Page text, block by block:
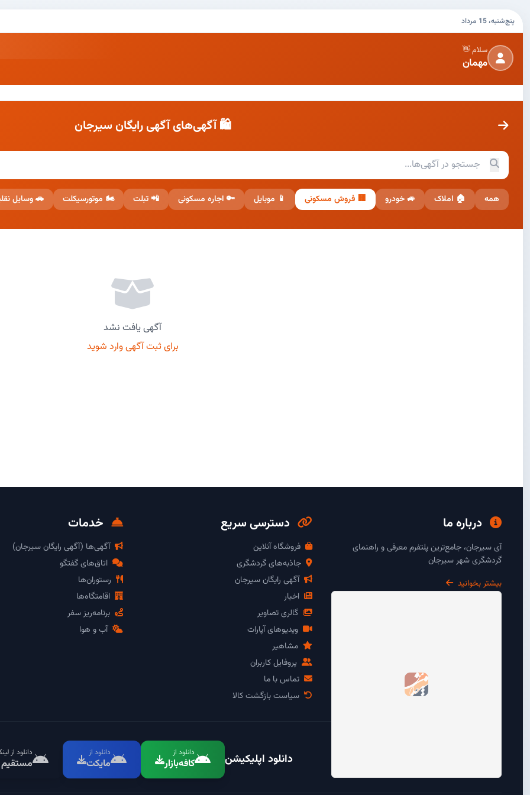
پنج‌شنبه، 15 مرداد
سلام 👋
مهمان
🛍️ آگهی‌های آگهی رایگان سیرجان
همه 🏠 املاک 🚙 خودرو 🏢 فروش مسکونی 📱 موبایل 🔑 اجاره مسکونی 📲 تبلت 🏍️ موتورسیکلت 🚗 وسایل
آگهی یافت نشد
برای ثبت آگهی وارد شوید
درباره ما
آی سیرجان، جامع‌ترین پلتفرم معرفی و راهنمای
گردشگری شهر سیرجان
بیشتر بخوانید
دسترسی سریع
فروشگاه آنلاین
جاذبه‌های گردشگری
آگهی رایگان سیرجان
اخبار
گالری تصاویر
ویدیوهای آپارات
مشاهیر
پروفایل کاربران
تماس با ما
سیاست بازگشت کالا
خدمات
آگهی‌ها (آگهی رایگان سیرجان)
اتاق‌های گفتگو
رستوران‌ها
اقامتگاه‌ها
برنامه‌ریز سفر
آب و هوا
دانلود اپلیکیشن دانلود از
کافه‌بازار
دانلود از
مایکت
دانلود از
مستقیم